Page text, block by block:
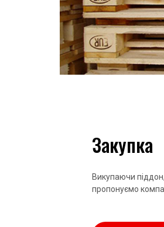
Закупка
Викупаючи
пропонуємо